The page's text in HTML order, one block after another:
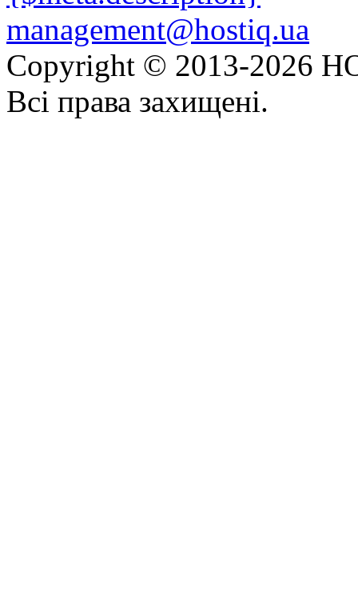
management@hostiq.ua
Copyright © 2013-2026
Всі права захищені.